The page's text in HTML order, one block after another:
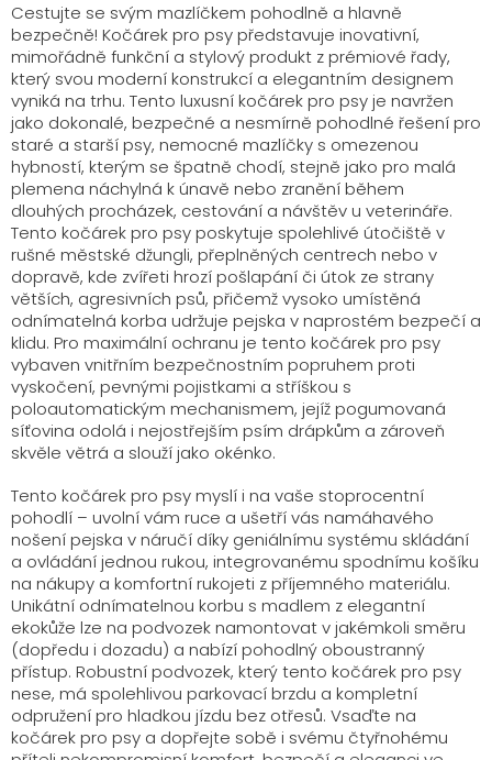
Cestujte se svým mazlíčkem pohodlně a hlavně
bezpečně! Kočárek pro psy představuje inovativní,
mimořádně funkční a stylový produkt z prémiové řady,
který svou moderní konstrukcí a elegantním designem
vyniká na trhu. Tento luxusní kočárek pro psy je navržen
jako dokonalé, bezpečné a nesmírně pohodlné řešení pro
staré a starší psy, nemocné mazlíčky s omezenou
hybností, kterým se špatně chodí, stejně jako pro malá
plemena náchylná k únavě nebo zranění během
dlouhých procházek, cestování a návštěv u veterináře.
Tento kočárek pro psy poskytuje spolehlivé útočiště v
rušné městské džungli, přeplněných centrech nebo v
dopravě, kde zvířeti hrozí pošlapání či útok ze strany
větších, agresivních psů, přičemž vysoko umístěná
odnímatelná korba udržuje pejska v naprostém bezpečí a
klidu. Pro maximální ochranu je tento kočárek pro psy
vybaven vnitřním bezpečnostním popruhem proti
vyskočení, pevnými pojistkami a stříškou s
poloautomatickým mechanismem, jejíž pogumovaná
síťovina odolá i nejostřejším psím drápkům a zároveň
skvěle větrá a slouží jako okénko.
Tento kočárek pro psy myslí i na vaše stoprocentní
pohodlí – uvolní vám ruce a ušetří vás namáhavého
nošení pejska v náručí díky geniálnímu systému skládání
a ovládání jednou rukou, integrovanému spodnímu košíku
na nákupy a komfortní rukojeti z příjemného materiálu.
Unikátní odnímatelnou korbu s madlem z elegantní
ekokůže lze na podvozek namontovat v jakémkoli směru
(dopředu i dozadu) a nabízí pohodlný oboustranný
přístup. Robustní podvozek, který tento kočárek pro psy
nese, má spolehlivou parkovací brzdu a kompletní
odpružení pro hladkou jízdu bez otřesů. Vsaďte na
kočárek pro psy a dopřejte sobě i svému čtyřnohému